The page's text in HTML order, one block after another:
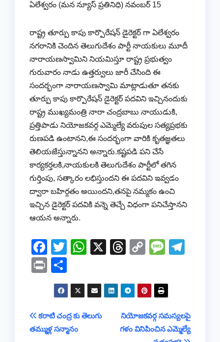
ఏలేశ్వరం (మన న్యూస్ ప్రతినిధి) నవంబర్ 15
రాష్ట్ర తూర్పు కాపు కార్పొరేషన్ డైరెక్టర్ గా ఏలేశ్వరం
నగరానికి చెందిన తెలుగుదేశం పార్టీ నాయకులు మూదీ
నారాయణస్వామిని నియమిస్తూ రాష్ట్ర ప్రభుత్వం
గురువారం నాడు ఉత్తర్వులు జారీ చేసింది ఈ
సందర్భంగా నారాయణస్వామి మాట్లాడుతూ తనకు
తూర్పు కాపు కార్పొరేషన్ డైరెక్టర్ పదవిని ఇచ్చినందుకు
రాష్ట్ర ముఖ్యమంత్రి నారా చంద్రబాబు నాయుడుకి,
ప్రత్తిపాడు నియోజకవర్గ ఎమ్మెల్యే వరుపుల సత్యప్రభకు
రుణపడి ఉంటానని,ఈ సందర్భంగా వారికి కృతజ్ఞతలు
తెలియజేస్తున్నానని అన్నారు.కష్టపడి పని చేసే
కార్యకర్తలకి,నాయకులకి తెలుగుదేశం పార్టీలో తగిన
గుర్తింపు, సత్కారం లభిస్తుందని ఈ పదవిని ఇవ్వడం
ద్వారా బహిర్గతం అయిందని,తనపై నమ్మకం ఉంచి
ఇచ్చిన డైరెక్టర్ పదవికి వన్నె తెచ్చే విధంగా పనిచేస్తానని
ఆయన అన్నారు.
F
a
c
e
b
o
T
tt
er
W
at
s
A
X
T
e
a
d
s
C
p
y
Li
n
M
ss
a
g
e
a
m
Pr
in h
ar
e
Post
నియోజకవర్గ సమస్యలపై
గళం వినిపించిన ఎమ్మెల్యే
కరాటి చంద్ర కు తెలుగు
తమ్ముళ్ల సన్మానం